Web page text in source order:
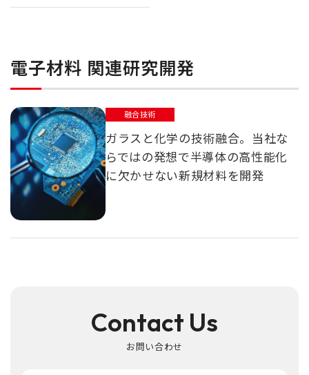
電子材料 関連研究開発
融合技術
ガラスと化学の技術融合。当社な
らではの発想で半導体の高性能化
に欠かせない新規材料を開発
Contact Us
お問い合わせ